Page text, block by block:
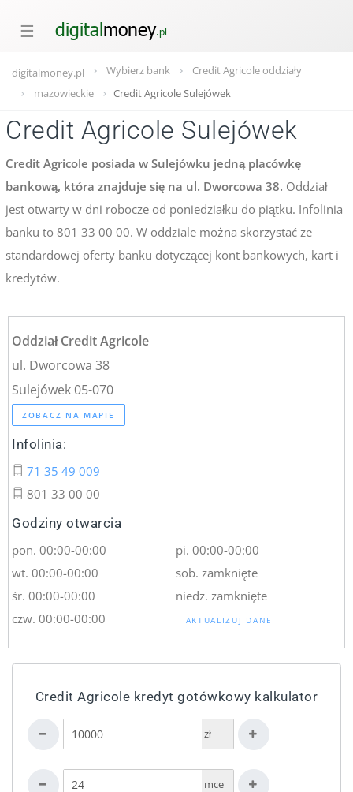
☰
digitalmoney.pl Wybierz bank
Credit Agricole oddziały
mazowieckie
Credit Agricole Sulejówek
Credit Agricole Sulejówek
Credit Agricole posiada w Sulejówku jedną placówkę
bankową, która znajduje się na ul. Dworcowa 38. Oddział
jest otwarty w dni robocze od poniedziałku do piątku. Infolinia
banku to 801 33 00 00. W oddziale można skorzystać ze
standardowej oferty banku dotyczącej kont bankowych, kart i
kredytów.
Oddział Credit Agricole
ul. Dworcowa 38
Sulejówek 05-070
ZOBACZ NA MAPIE
Infolinia:
71 35 49 009
801 33 00 00
Godziny otwarcia
pon. 00:00-00:00
wt. 00:00-00:00
śr. 00:00-00:00
czw. 00:00-00:00
pi. 00:00-00:00
sob. zamknięte
niedz. zamknięte
AKTUALIZUJ DANE
Credit Agricole kredyt gotówkowy kalkulator
zł
mce